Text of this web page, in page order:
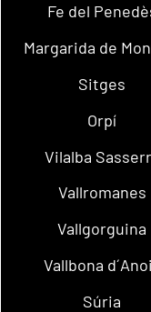
Fe del
Margarida de
Sitges
Orpí
Vilalba
Vallromanes
Vallgorguina
Vallbona
Súria